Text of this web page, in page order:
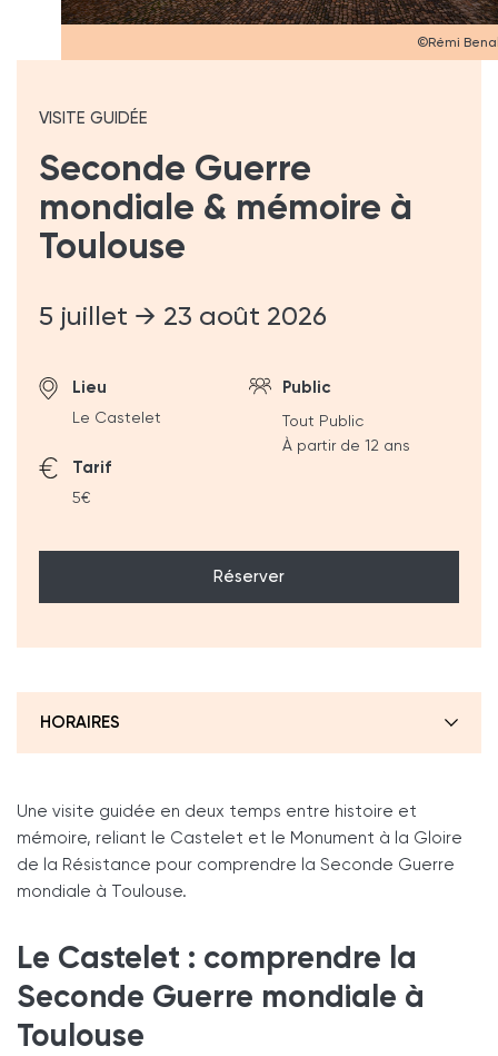
©Rémi
Seconde Guerre
mondiale & mémoire à
Toulouse
VISITE GUIDÉE
5 juillet → 23 août 2026
Lieu
Le Castelet
Public
Tout Public
À partir de 12 ans
Tarif
5€
Réserver
HORAIRES
Une visite guidée en deux temps entre histoire et
mémoire, reliant le Castelet et le Monument à la Gloire
de la Résistance pour comprendre la Seconde Guerre
mondiale à Toulouse.
Le Castelet : comprendre la
Seconde Guerre mondiale à
Toulouse